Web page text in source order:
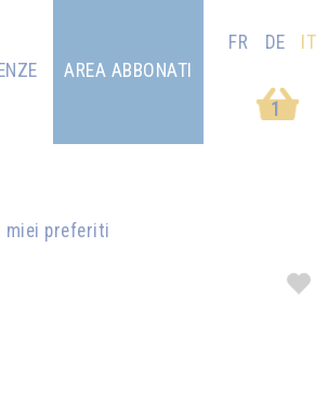
1
AREA ABBONATI
FR DE IT
I miei preferiti